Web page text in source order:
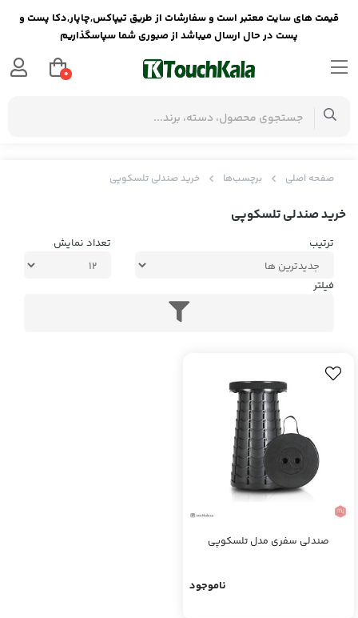
صفحه اصلی برچسب‌ها خرید صندلی تلسکوپی
خرید صندلی تلسکوپی
ترتیب تعداد نمایش
فیلتر
صندلی سفری مدل تلسکوپی
ناموجود
قیمت های سایت معتبر است و سفارشات از طریق تیپاکس,چاپار,دکا پست و
پست در حال ارسال میباشد از صبوری شما سپاسگذاریم
0